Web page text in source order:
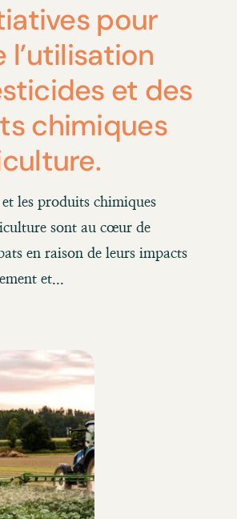
pour
l’utilisation
et des
chimiques
et les produits chimiques
sont au cœur de
en raison de leurs impacts
et...